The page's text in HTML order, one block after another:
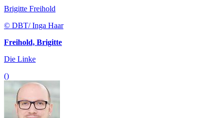
Brigitte Freihold
© DBT/ Inga Haar
Freihold, Brigitte
Die Linke
()